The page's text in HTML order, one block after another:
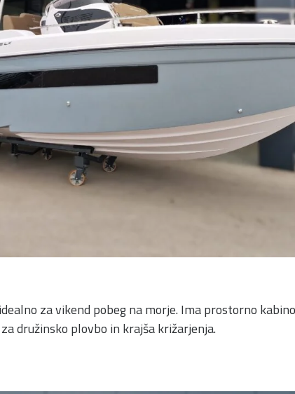
za vikend pobeg na morje. Ima prostorno
družinsko plovbo in krajša križarjenja.